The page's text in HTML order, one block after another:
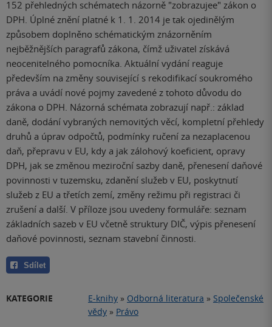
152 přehledných schématech názorně "zobrazujee" zákon o
DPH. Úplné znění platné k 1. 1. 2014 je tak ojedinělým
způsobem doplněno schématickým znázorněním
nejběžnějších paragrafů zákona, čímž uživatel získává
neocenitelného pomocníka. Aktuální vydání reaguje
především na změny související s rekodifikací soukromého
práva a uvádí nové pojmy zavedené z tohoto důvodu do
zákona o DPH. Názorná schémata zobrazují např.: základ
daně, dodání vybraných nemovitých věcí, kompletní přehledy
druhů a úprav odpočtů, podmínky ručení za nezaplacenou
daň, přepravu v EU, kdy a jak zálohový koeficient, opravy
DPH, jak se změnou meziroční sazby daně, přenesení daňové
povinnosti v tuzemsku, zdanění služeb v EU, poskytnutí
služeb z EU a třetích zemí, změny režimu při registraci či
zrušení a další. V příloze jsou uvedeny formuláře: seznam
základních sazeb v EU včetně struktury DIČ, výpis přenesení
daňové povinnosti, seznam stavební činnosti.
Sdílet
KATEGORIE E-knihy » Odborná literatura » Společenské
vědy » Právo